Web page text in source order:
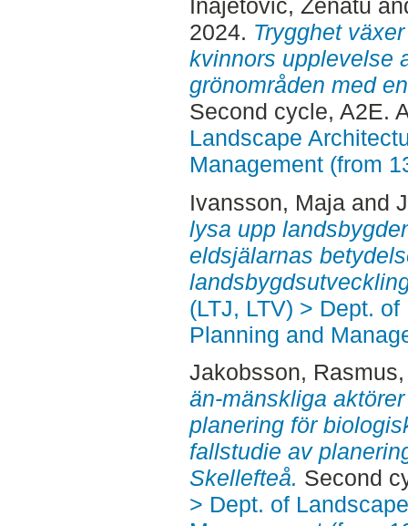
Inajetovic, Zenatu
2024. Trygghet
kvinnors upplevelse
grönområden med
Second cycle, A2E.
Landscape
Management (from
Ivansson, Maja and
lysa upp
eldsjälarnas
(LTJ, LTV) > Dept.
Planning and
Jakobsson, Rasmus
än-mänskliga
planering för
fallstudie av
Skellefteå. Second
> Dept. of